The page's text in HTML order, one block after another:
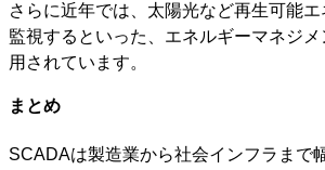
さらに近年では、太陽光など再生可能
監視するといった、エネルギーマネジ
用されています。
まとめ
SCADAは製造業から社会インフラまで